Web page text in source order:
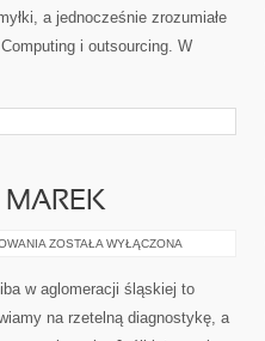
a jednocześnie zrozumiałe
i outsourcing. W
MAREK
RECENZJE
MAREK
ZOSTAŁA WYŁĄCZONA
w aglomeracji śląskiej to
na rzetelną diagnostykę, a